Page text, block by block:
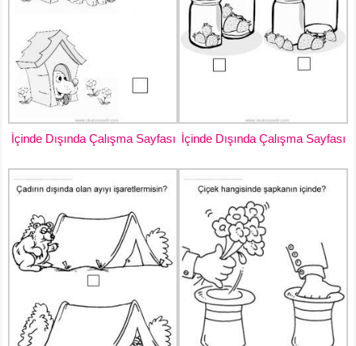
İçinde Dışında Çalışma Sayfası İçinde Dışında Çalışma Sayfası